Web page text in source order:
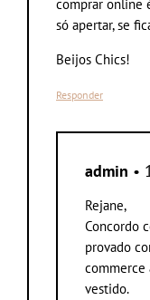
comprar online
só apertar, se
Beijos Chics!
Responder
admin •
Rejane,
Concordo
provado
commerce
vestido.